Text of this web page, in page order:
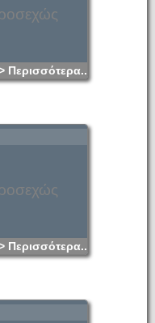
Περισσότερα...
Περισσότερα...